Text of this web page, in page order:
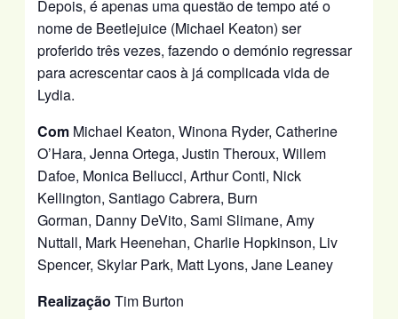
Depois, é apenas uma questão de tempo até o
nome de Beetlejuice (Michael Keaton) ser
proferido três vezes, fazendo o demónio regressar
para acrescentar caos à já complicada vida de
Lydia.
Com Michael Keaton, Winona Ryder, Catherine
O’Hara, Jenna Ortega, Justin Theroux, Willem
Dafoe, Monica Bellucci, Arthur Conti, Nick
Kellington, Santiago Cabrera, Burn
Gorman, Danny DeVito, Sami Slimane, Amy
Nuttall, Mark Heenehan, Charlie Hopkinson, Liv
Spencer, Skylar Park, Matt Lyons, Jane Leaney
Realização Tim Burton